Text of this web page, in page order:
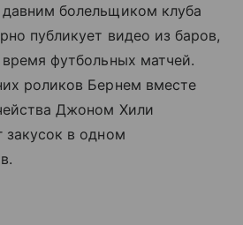
болельщиком клуба
публикует видео из баров,
футбольных матчей.
роликов Бернем вместе
Джоном Хили
закусок в одном